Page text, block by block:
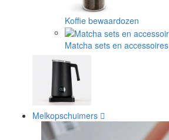
Koffie bewaardozen
Matcha sets en accessoires
Melkopschuimers